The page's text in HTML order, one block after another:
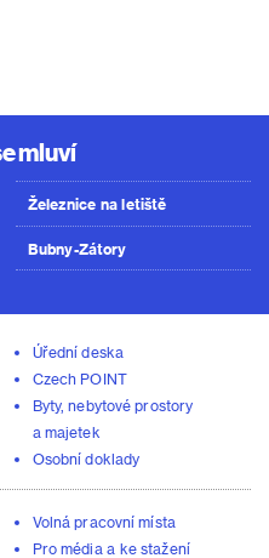
mluví
Železnice na letiště
Bubny-Zátory
Úřední deska
Czech POINT
Byty, nebytové prostory
a majetek
Osobní doklady
Volná pracovní místa
Pro média a ke stažení